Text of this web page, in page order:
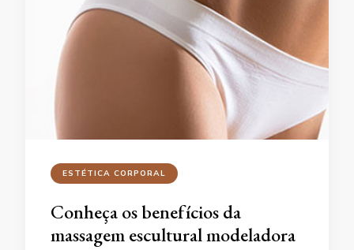
ESTÉTICA CORPORAL
Conheça os benefícios da
massagem escultural modeladora